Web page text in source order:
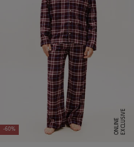
-60% E
X
C
L
U
SI
V
E
O
N
LI
N
E